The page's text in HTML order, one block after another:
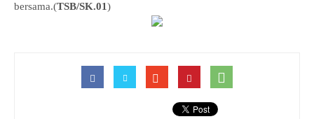
bersama.(TSB/SK.01)